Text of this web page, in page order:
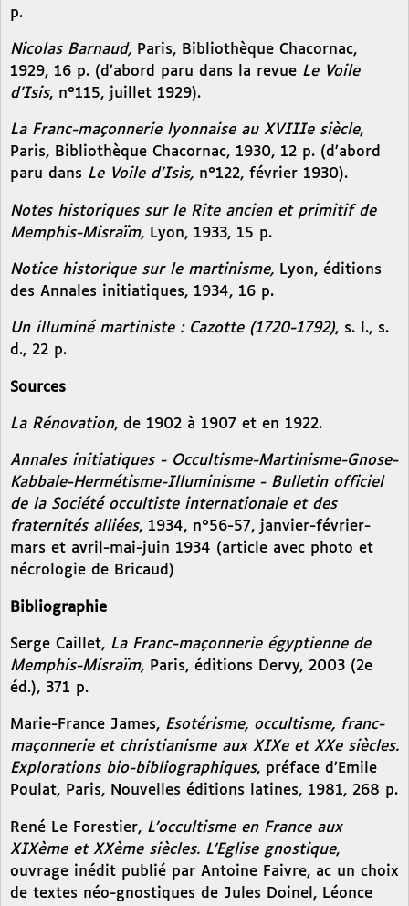
p.
Nicolas Barnaud, Paris, Bibliothèque Chacornac,
1929, 16 p. (d’abord paru dans la revue Le Voile
d’Isis, n°115, juillet 1929).
La Franc-maçonnerie lyonnaise au XVIIIe siècle,
Paris, Bibliothèque Chacornac, 1930, 12 p. (d’abord
paru dans Le Voile d’Isis, n°122, février 1930).
Notes historiques sur le Rite ancien et primitif de
Memphis-Misraïm, Lyon, 1933, 15 p.
Notice historique sur le martinisme, Lyon, éditions
des Annales initiatiques, 1934, 16 p.
Un illuminé martiniste : Cazotte (1720-1792), s. l., s.
d., 22 p.
Sources
La Rénovation, de 1902 à 1907 et en 1922.
Annales initiatiques - Occultisme-Martinisme-Gnose-
Kabbale-Hermétisme-Illuminisme - Bulletin officiel
de la Société occultiste internationale et des
fraternités alliées, 1934, n°56-57, janvier-février-
mars et avril-mai-juin 1934 (article avec photo et
nécrologie de Bricaud)
Bibliographie
Serge Caillet, La Franc-maçonnerie égyptienne de
Memphis-Misraïm, Paris, éditions Dervy, 2003 (2e
éd.), 371 p.
Marie-France James, Esotérisme, occultisme, franc-
maçonnerie et christianisme aux XIXe et XXe siècles.
Explorations bio-bibliographiques, préface d’Emile
Poulat, Paris, Nouvelles éditions latines, 1981, 268 p.
René Le Forestier, L’occultisme en France aux
XIXème et XXème siècles. L’Eglise gnostique,
ouvrage inédit publié par Antoine Faivre, ac un choix
de textes néo-gnostiques de Jules Doinel, Léonce